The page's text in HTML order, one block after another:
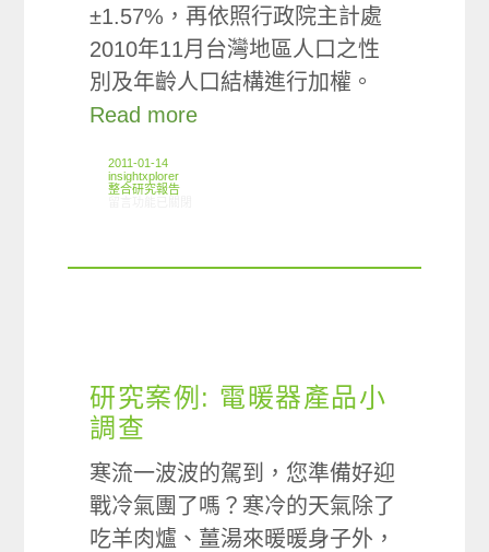
±1.57%，再依照行政院主計處
2010年11月台灣地區人口之性
別及年齡人口結構進行加權。
Read more
2011-01-14
insightxplorer
整合研究報告
研究案例: 電暖器產品小
調查
寒流一波波的駕到，您準備好迎
戰冷氣團了嗎？寒冷的天氣除了
吃羊肉爐、薑湯來暖暖身子外，